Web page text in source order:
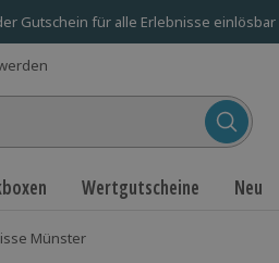
Gutschein für alle Erlebnisse einlösbar
Wertgutscheine Neu
Münster